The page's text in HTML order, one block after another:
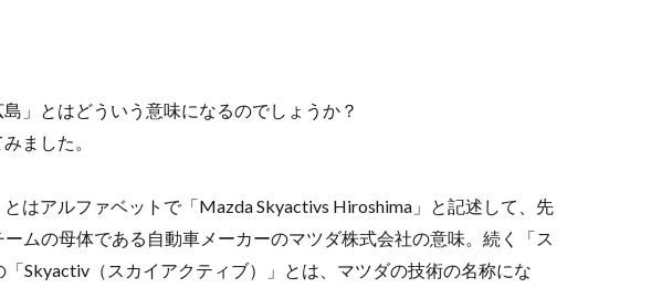
」とはどういう意味になるのでしょうか？
ました。
はアルファベットで「Mazda Skyactivs Hiroshima」と記述して、先
ムの母体である自動車メーカーのマツダ株式会社の意味。続く「ス
Skyactiv（スカイアクティブ）」とは、マツダの技術の名称にな